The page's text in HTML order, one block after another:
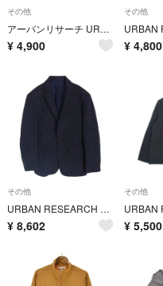
その他
アーバンリサーチ URBAN RESEARCH コート S 灰色 グレー
¥ 4,900
その他
¥ 4,800
その他
URBAN RESEARCH アーバンリサーチ UM11-HN08004 moon社製生地 本切羽 ツイード 2B テーラードジャケット ダークネイビー系 L【中古】
¥ 8,602
その他
¥ 5,500